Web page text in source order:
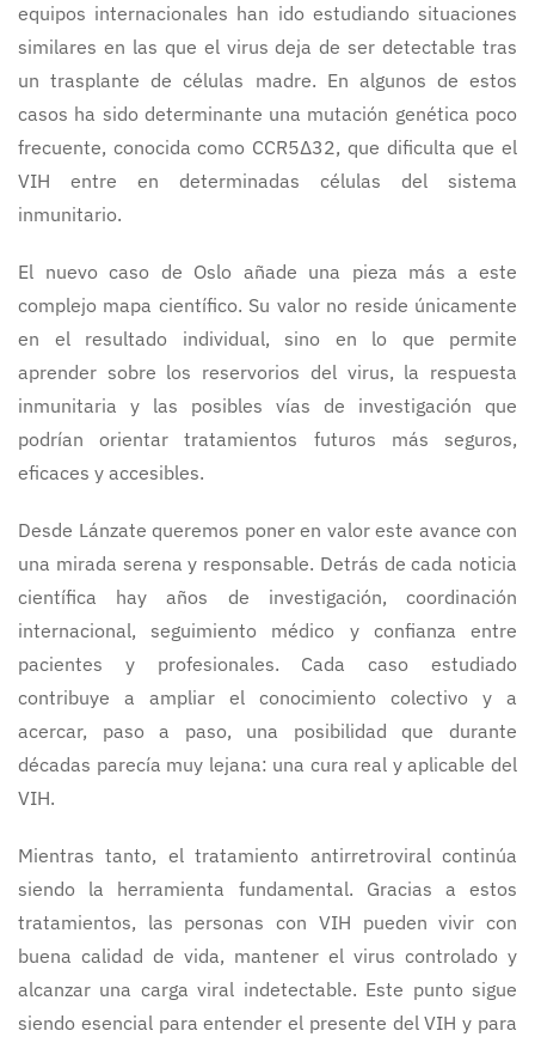
equipos internacionales han ido estudiando situaciones
similares en las que el virus deja de ser detectable tras
un trasplante de células madre. En algunos de estos
casos ha sido determinante una mutación genética poco
frecuente, conocida como CCR5Δ32, que dificulta que el
VIH entre en determinadas células del sistema
inmunitario.
El nuevo caso de Oslo añade una pieza más a este
complejo mapa científico. Su valor no reside únicamente
en el resultado individual, sino en lo que permite
aprender sobre los reservorios del virus, la respuesta
inmunitaria y las posibles vías de investigación que
podrían orientar tratamientos futuros más seguros,
eficaces y accesibles.
Desde Lánzate queremos poner en valor este avance con
una mirada serena y responsable. Detrás de cada noticia
científica hay años de investigación, coordinación
internacional, seguimiento médico y confianza entre
pacientes y profesionales. Cada caso estudiado
contribuye a ampliar el conocimiento colectivo y a
acercar, paso a paso, una posibilidad que durante
décadas parecía muy lejana: una cura real y aplicable del
VIH.
Mientras tanto, el tratamiento antirretroviral continúa
siendo la herramienta fundamental. Gracias a estos
tratamientos, las personas con VIH pueden vivir con
buena calidad de vida, mantener el virus controlado y
alcanzar una carga viral indetectable. Este punto sigue
siendo esencial para entender el presente del VIH y para